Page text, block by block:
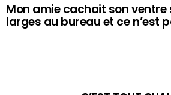
Mon amie cachait son ventre
larges au bureau et ce n’est